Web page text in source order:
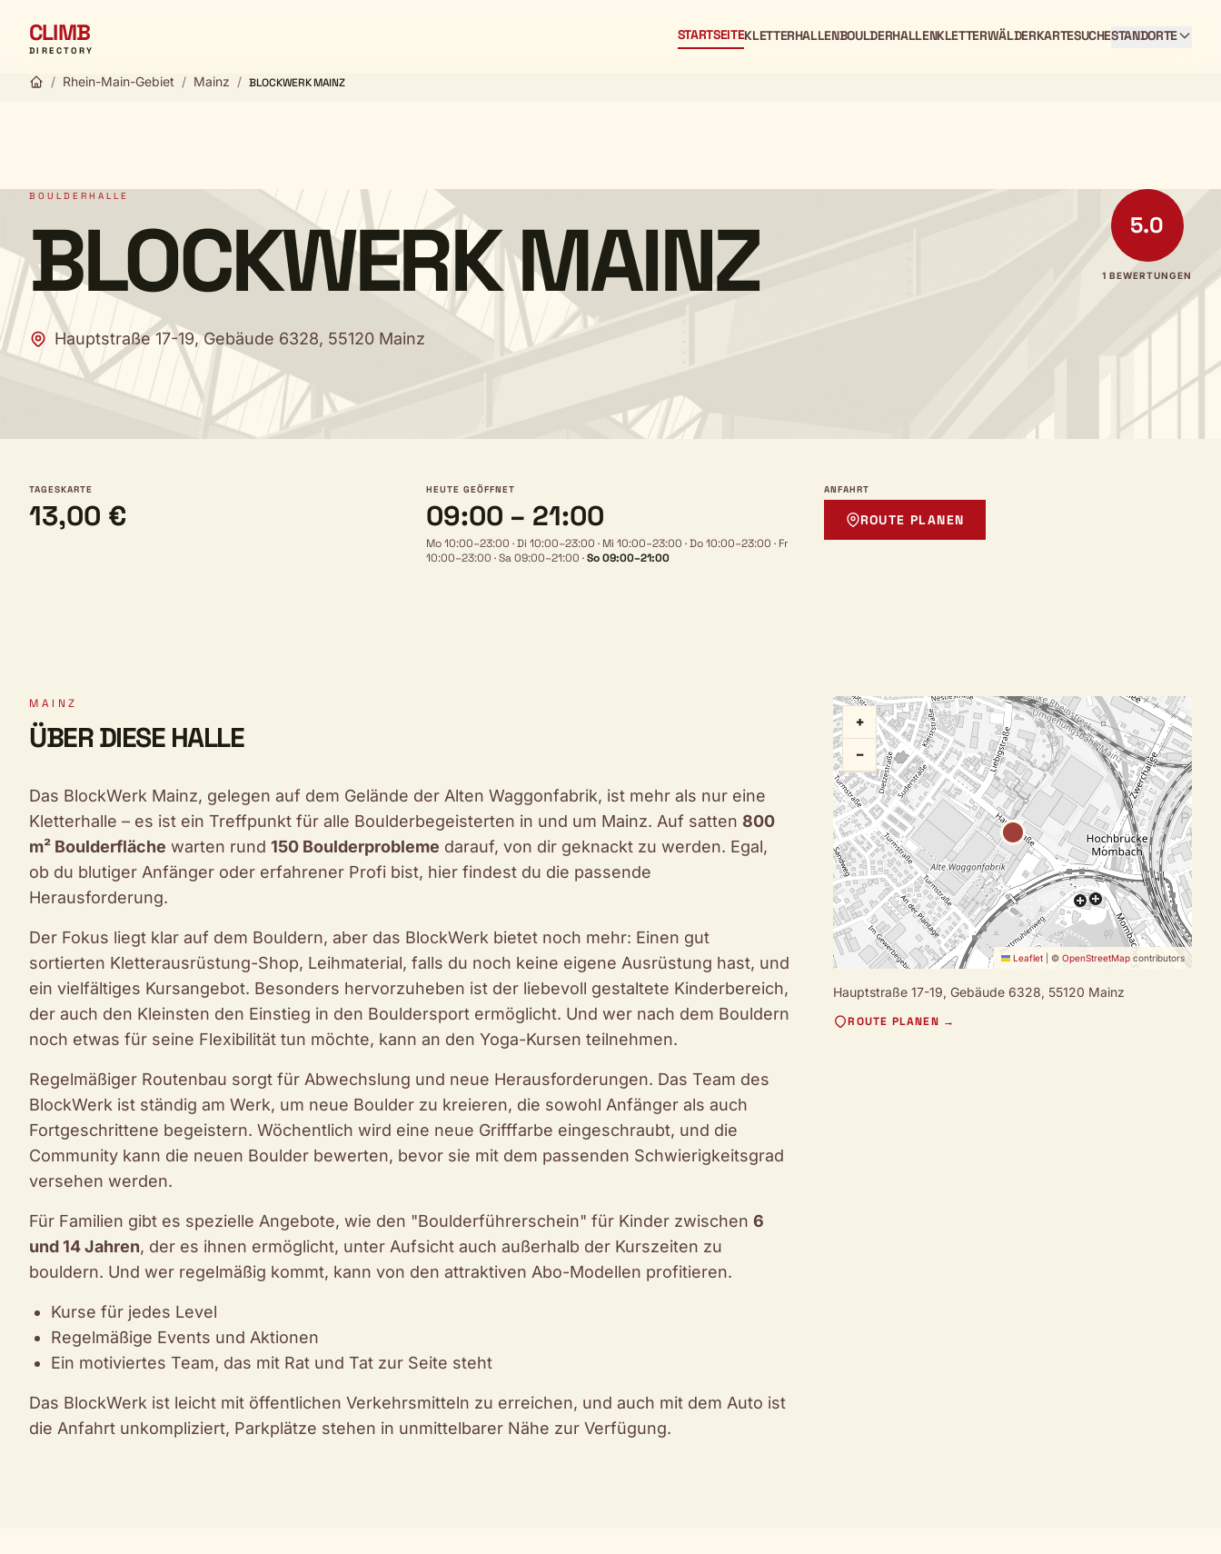
CLIMB
DIRECTORY
STARTSEITEKLETTERHALLENBOULDERHALLENKLETTERWÄLDERKARTESUCHESTANDORTE
/ Rhein-Main-Gebiet / Mainz / BLOCKWERK MAINZ
BOULDERHALLE
BLOCKWERK MAINZ
Hauptstraße 17-19, Gebäude 6328, 55120 Mainz
5.0
1 BEWERTUNGEN
TAGESKARTE
13,00 €
HEUTE GEÖFFNET
09:00 – 21:00
Mo 10:00–23:00 ·Di 10:00–23:00 · Mi 10:00–23:00 ·Do 10:00–23:00 · Fr
10:00–23:00 ·Sa 09:00–21:00 ·So 09:00–21:00
ANFAHRT
ROUTE PLANEN
MAINZ
ÜBER DIESE HALLE
Das BlockWerk Mainz, gelegen auf dem Gelände der Alten Waggonfabrik, ist mehr als nur eine
Kletterhalle – es ist ein Treffpunkt für alle Boulderbegeisterten in und um Mainz. Auf satten 800
m² Boulderfläche warten rund 150 Boulderprobleme darauf, von dir geknackt zu werden. Egal,
ob du blutiger Anfänger oder erfahrener Profi bist, hier findest du die passende
Herausforderung.
Der Fokus liegt klar auf dem Bouldern, aber das BlockWerk bietet noch mehr: Einen gut
sortierten Kletterausrüstung-Shop, Leihmaterial, falls du noch keine eigene Ausrüstung hast, und
ein vielfältiges Kursangebot. Besonders hervorzuheben ist der liebevoll gestaltete Kinderbereich,
der auch den Kleinsten den Einstieg in den Bouldersport ermöglicht. Und wer nach dem Bouldern
noch etwas für seine Flexibilität tun möchte, kann an den Yoga-Kursen teilnehmen.
Regelmäßiger Routenbau sorgt für Abwechslung und neue Herausforderungen. Das Team des
BlockWerk ist ständig am Werk, um neue Boulder zu kreieren, die sowohl Anfänger als auch
Fortgeschrittene begeistern. Wöchentlich wird eine neue Grifffarbe eingeschraubt, und die
Community kann die neuen Boulder bewerten, bevor sie mit dem passenden Schwierigkeitsgrad
versehen werden.
Für Familien gibt es spezielle Angebote, wie den "Boulderführerschein" für Kinder zwischen 6
und 14 Jahren, der es ihnen ermöglicht, unter Aufsicht auch außerhalb der Kurszeiten zu
bouldern. Und wer regelmäßig kommt, kann von den attraktiven Abo-Modellen profitieren.
Kurse für jedes Level
Regelmäßige Events und Aktionen
Ein motiviertes Team, das mit Rat und Tat zur Seite steht
Das BlockWerk ist leicht mit öffentlichen Verkehrsmitteln zu erreichen, und auch mit dem Auto ist
die Anfahrt unkompliziert, Parkplätze stehen in unmittelbarer Nähe zur Verfügung.
+
−
Leaflet © OpenStreetMapcontributors
Hauptstraße 17-19, Gebäude 6328, 55120 Mainz
ROUTE PLANEN →